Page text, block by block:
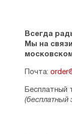
Рейтинг:
25.11.2025
Елей
Афонских
Всегда
Мы на
Почта:
Бесплатный
(бесплатный